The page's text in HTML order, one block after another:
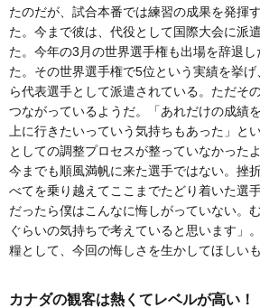
たのだが、試合本番では練習の成果を発揮
た。今まで彼は、代役として国際大会に派
た。今年の3月の世界選手権も出場を辞退
た。その世界選手権で5位という実績を挙
ら代表選手として派遣されている。ただそ
つながっているようだ。「あれだけの成績
上に行きたいっていう気持ちもあった」と
としての調整プロセスが整っていなかった
今までも順風満帆に来た選手ではない。挫
べてを乗り越えてここまでたどり着いた選
だったら僕はこんなに悔しがっていない。
ぐらいの気持ちで考えていると思います」
糧として、今回の悔しさを生かしてほしいも
カナダの観客は熱くてレベルが高い！